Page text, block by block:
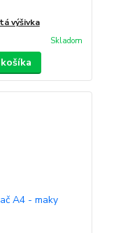
výšivka
Skladom